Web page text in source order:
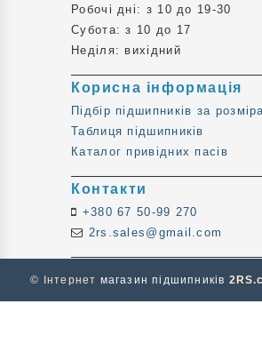
Робочі дні: з 10 до 19-30
Субота: з 10 до 17
Неділя: вихідний
Корисна інформація
Підбір підшипників за
Таблиця підшипників
Каталог привідних пасів
Контакти
+380 67 50-99 270
2rs.sales@gmail.com
© Інтернет магазин підшипників